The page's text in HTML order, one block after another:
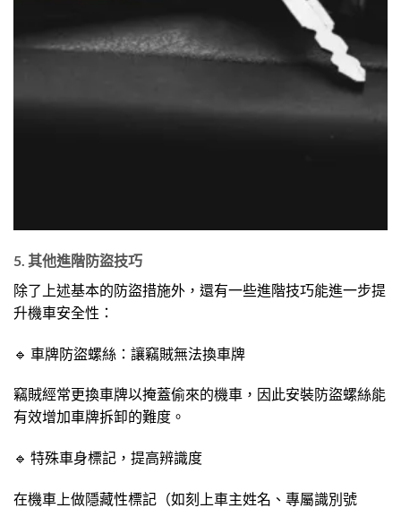
5. 其他進階防盜技巧
除了上述基本的防盜措施外，還有一些進階技巧能進一步提
升機車安全性：
🔹 車牌防盜螺絲：讓竊賊無法換車牌
竊賊經常更換車牌以掩蓋偷來的機車，因此安裝防盜螺絲能
有效增加車牌拆卸的難度。
🔹 特殊車身標記，提高辨識度
在機車上做隱藏性標記（如刻上車主姓名、專屬識別號